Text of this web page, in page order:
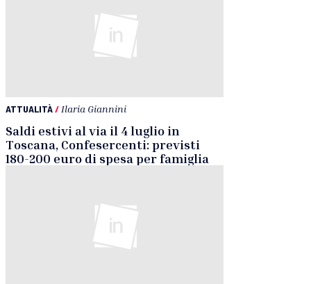
ATTUALITÀ/ Ilaria Giannini
Saldi estivi al via il 4 luglio in
Toscana, Confesercenti: previsti
180-200 euro di spesa per famiglia